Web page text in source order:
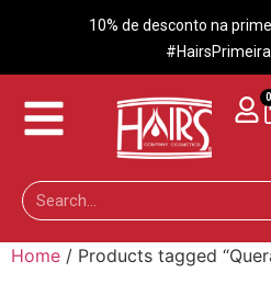
10% de desconto na
0
Home / Products tagged